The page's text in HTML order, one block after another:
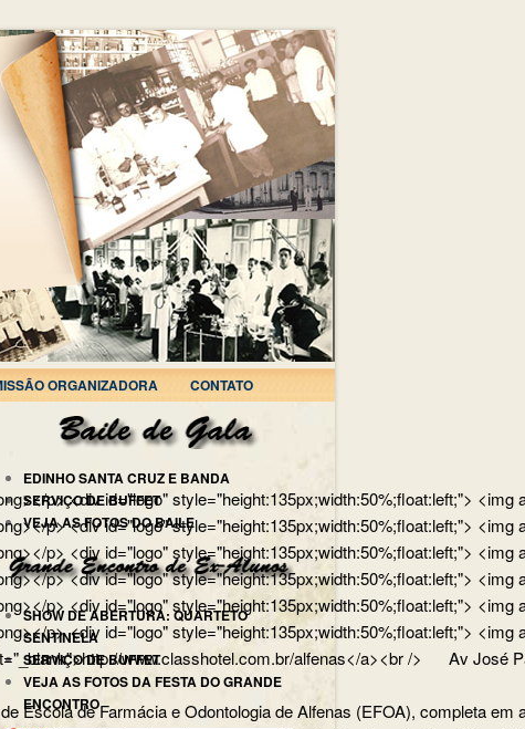
ORGANIZADORA CONTATO
p> <div id="logo" style="height:135px;width:50%;float:left;">
p> <div id="logo" style="height:135px;width:50%;float:left;">
p> <div id="logo" style="height:135px;width:50%;float:left;">
p> <div id="logo" style="height:135px;width:50%;float:left;">
p> <div id="logo" style="height:135px;width:50%;float:left;">
p> <div id="logo" style="height:135px;width:50%;float:left;">
www.classhotel.com.br/alfenas</a><br /> Av
Escola de Farmácia e Odontologia de Alfenas (EFOA), completa
EDINHO SANTA CRUZ E BANDA
SERVIÇO DE BUFFET
VEJA AS FOTOS DO BAILE
SHOW DE ABERTURA: QUARTETO
SENTINELA
SERVIÇO DE BUFFET
VEJA AS FOTOS DA FESTA DO GRANDE
ENCONTRO